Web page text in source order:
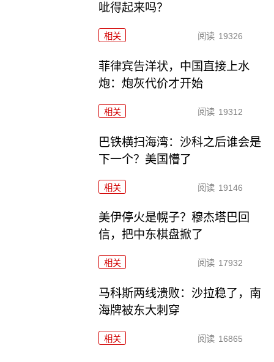
呲得起来吗？
相关 阅读 19326
菲律宾告洋状，中国直接上水
炮：炮灰代价才开始
相关 阅读 19312
巴铁横扫海湾：沙科之后谁会是
下一个？美国懵了
相关 阅读 19146
美伊停火是幌子？穆杰塔巴回
信，把中东棋盘掀了
相关 阅读 17932
马科斯两线溃败：沙拉稳了，南
海牌被东大刺穿
相关 阅读 16865